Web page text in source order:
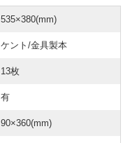
535×380(mm)
ケント/金具製本
13枚
有
90×360(mm)